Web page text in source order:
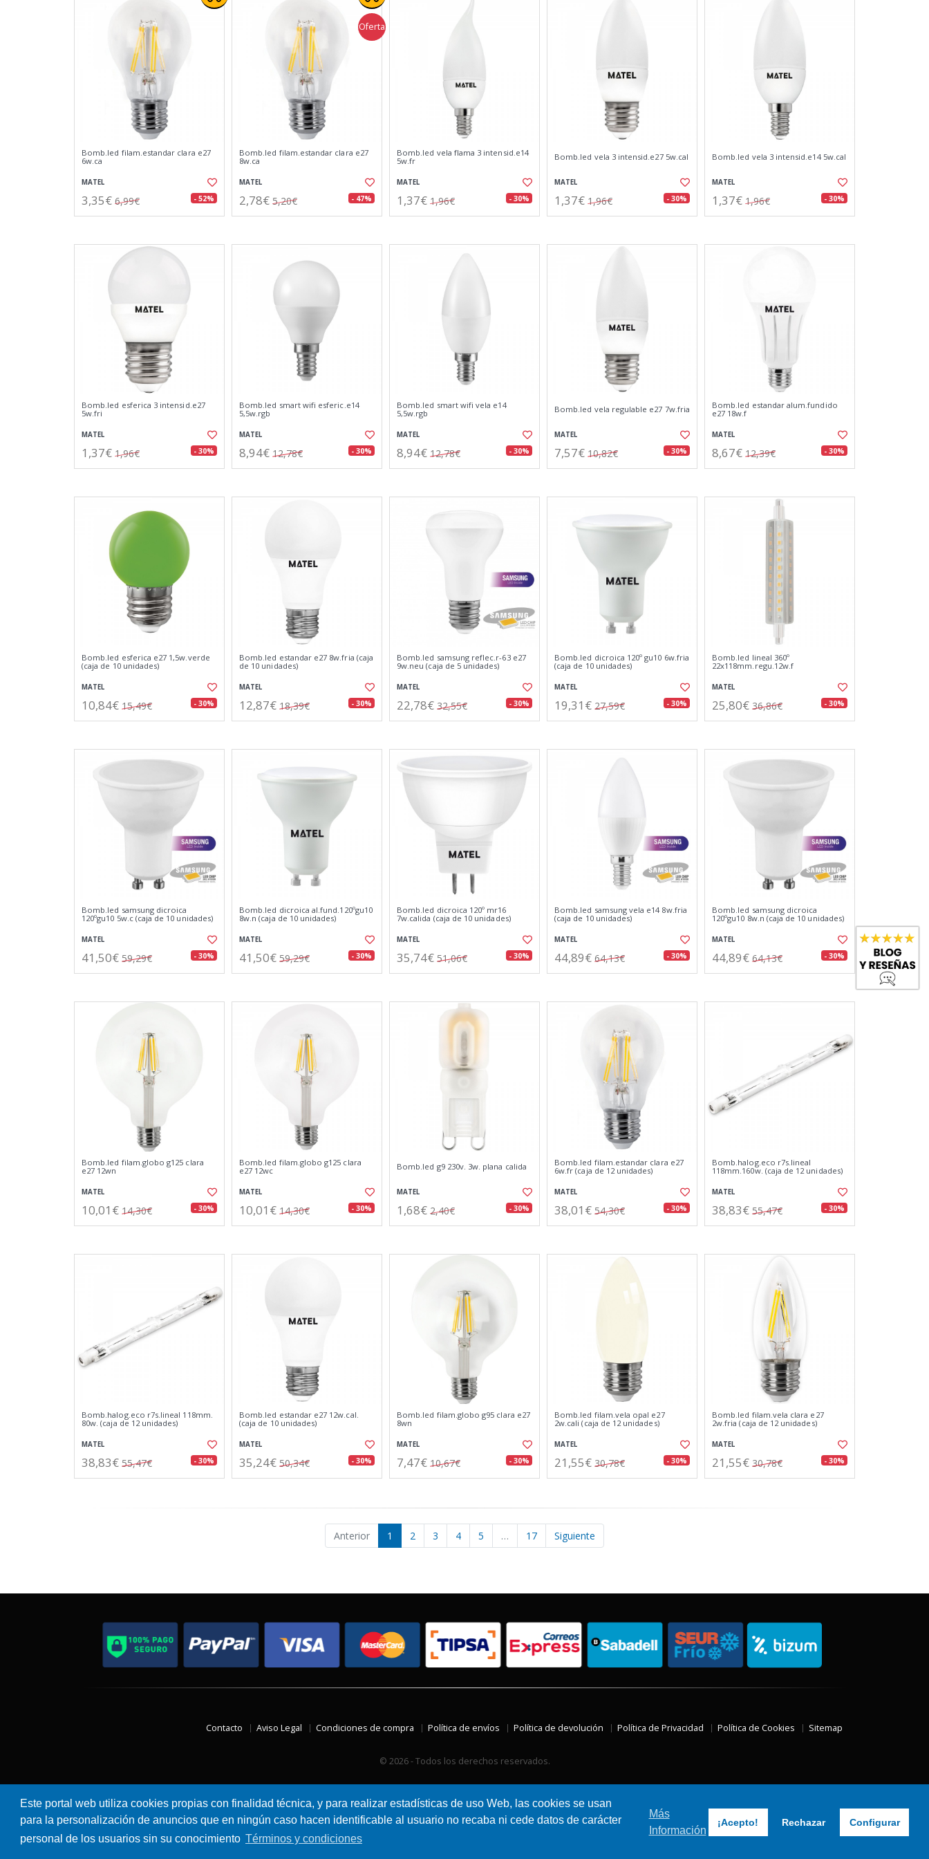
Este portal web utiliza cookies propias con finalidad técnica, y para realizar estadísticas de uso Web, las cookies se usan
para la personalización de anuncios que en ningún caso hacen identificable al usuario no recaba ni cede datos de carácter
personal de los usuarios sin su conocimiento Términos y condiciones
Más
Información
¡Acepto! Rechazar Configurar
Bomb.led filam.estandar clara e27
6w.ca
MATEL
3,35€ 6,99€ - 52%
Oferta
Bomb.led filam.estandar clara e27
8w.ca
MATEL
2,78€ 5,20€ - 47%
Bomb.led vela flama 3 intensid.e14
5w.fr
MATEL
1,37€ 1,96€ - 30%
Bomb.led vela 3 intensid.e27 5w.cal
MATEL
1,37€ 1,96€ - 30%
Bomb.led vela 3 intensid.e14 5w.cal
MATEL
1,37€ 1,96€ - 30%
Bomb.led esferica 3 intensid.e27
5w.fri
MATEL
1,37€ 1,96€ - 30%
Bomb.led smart wifi esferic.e14
5,5w.rgb
MATEL
8,94€ 12,78€ - 30%
Bomb.led smart wifi vela e14
5,5w.rgb
MATEL
8,94€ 12,78€ - 30%
Bomb.led vela regulable e27 7w.fria
MATEL
7,57€ 10,82€ - 30%
Bomb.led estandar alum.fundido
e27 18w.f
MATEL
8,67€ 12,39€ - 30%
Bomb.led esferica e27 1,5w.verde
(caja de 10 unidades)
MATEL
10,84€ 15,49€ - 30%
Bomb.led estandar e27 8w.fria (caja
de 10 unidades)
MATEL
12,87€ 18,39€ - 30%
Bomb.led samsung reflec.r-63 e27
9w.neu (caja de 5 unidades)
MATEL
22,78€ 32,55€ - 30%
Bomb.led dicroica 120º gu10 6w.fria
(caja de 10 unidades)
MATEL
19,31€ 27,59€ - 30%
Bomb.led lineal 360º
22x118mm.regu.12w.f
MATEL
25,80€ 36,86€ - 30%
Bomb.led samsung dicroica
120ºgu10 5w.c (caja de 10 unidades)
MATEL
41,50€ 59,29€ - 30%
Bomb.led dicroica al.fund.120ºgu10
8w.n (caja de 10 unidades)
MATEL
41,50€ 59,29€ - 30%
Bomb.led dicroica 120º mr16
7w.calida (caja de 10 unidades)
MATEL
35,74€ 51,06€ - 30%
Bomb.led samsung vela e14 8w.fria
(caja de 10 unidades)
MATEL
44,89€ 64,13€ - 30%
Bomb.led samsung dicroica
120ºgu10 8w.n (caja de 10 unidades)
MATEL
44,89€ 64,13€ - 30%
Bomb.led filam.globo g125 clara
e27 12wn
MATEL
10,01€ 14,30€ - 30%
Bomb.led filam.globo g125 clara
e27 12wc
MATEL
10,01€ 14,30€ - 30%
Bomb.led g9 230v. 3w. plana calida
MATEL
1,68€ 2,40€ - 30%
Bomb.led filam.estandar clara e27
6w.fr (caja de 12 unidades)
MATEL
38,01€ 54,30€ - 30%
Bomb.halog.eco r7s.lineal
118mm.160w. (caja de 12 unidades)
MATEL
38,83€ 55,47€ - 30%
Bomb.halog.eco r7s.lineal 118mm.
80w. (caja de 12 unidades)
MATEL
38,83€ 55,47€ - 30%
Bomb.led estandar e27 12w.cal.
(caja de 10 unidades)
MATEL
35,24€ 50,34€ - 30%
Bomb.led filam.globo g95 clara e27
8wn
MATEL
7,47€ 10,67€ - 30%
Bomb.led filam.vela opal e27
2w.cali (caja de 12 unidades)
MATEL
21,55€ 30,78€ - 30%
Bomb.led filam.vela clara e27
2w.fria (caja de 12 unidades)
MATEL
21,55€ 30,78€ - 30%
Anterior 1 2 3 4 5 … 17 Siguiente
Contacto Aviso Legal Condiciones de compra Política de envíos Política de devolución Política de Privacidad Política de Cookies Sitemap
© 2026 - Todos los derechos reservados.